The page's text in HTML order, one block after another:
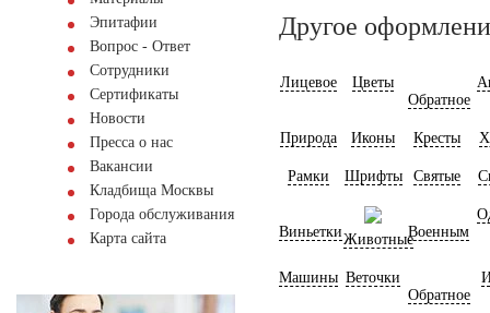
Эпитафии
Вопрос - Ответ
Сотрудники
Сертификаты
Новости
Пресса о нас
Вакансии
Кладбища Москвы
Города обслуживания
Карта сайта
Другое
Лицевое
Цветы
Обратное
Природа Иконы Кресты
Рамки Шрифты Святые
ВиньеткиЖивотныеВоенным
Машины Веточки
Обратное